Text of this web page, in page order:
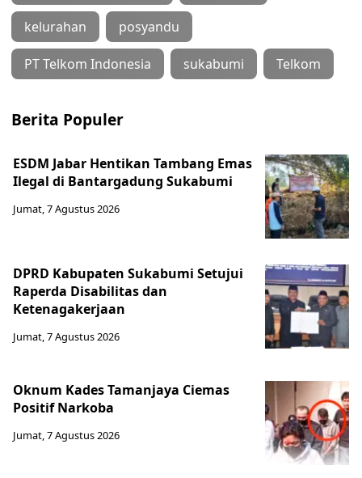
kelurahan posyandu
PT Telkom Indonesia sukabumi Telkom
Berita Populer
ESDM Jabar Hentikan Tambang Emas
Ilegal di Bantargadung Sukabumi
Jumat, 7 Agustus 2026
DPRD Kabupaten Sukabumi Setujui
Raperda Disabilitas dan
Ketenagakerjaan
Jumat, 7 Agustus 2026
Oknum Kades Tamanjaya Ciemas
Positif Narkoba
Jumat, 7 Agustus 2026